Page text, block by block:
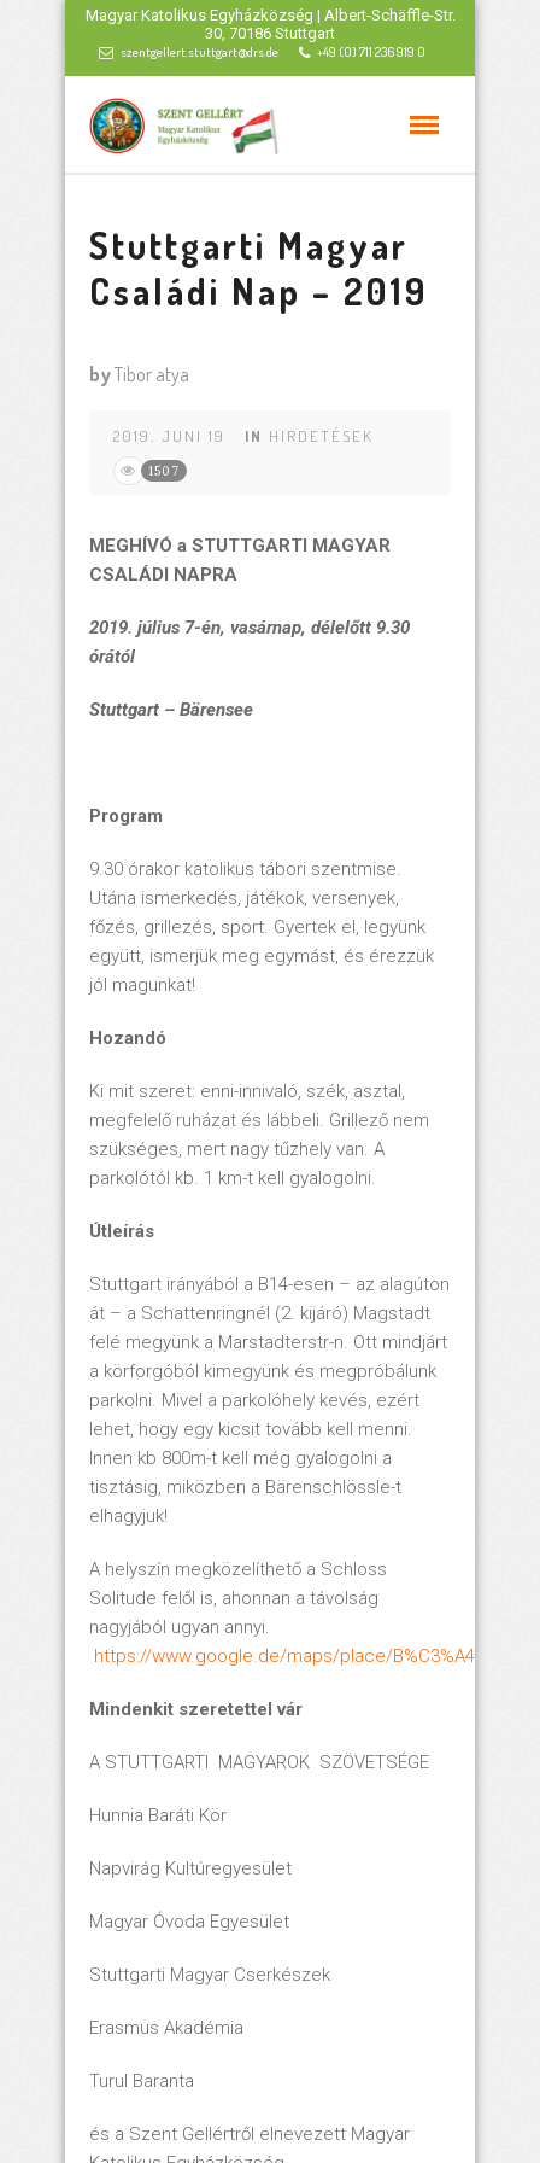
Magyar Katolikus Egyházközség | Albert-Schäffle-Str.
30, 70186 Stuttgart
szentgellert.stuttgart@drs.de +49 (0) 711 236 919 0
Stuttgarti Magyar
Családi Nap – 2019
byTibor atya
2019. JUNI 19 IN HIRDETÉSEK
1507
MEGHÍVÓ a STUTTGARTI MAGYAR
CSALÁDI NAPRA
2019. július 7-én, vasárnap, délelőtt 9.30
órától
Stuttgart – Bärensee
Program
9.30 órakor katolikus tábori szentmise.
Utána ismerkedés, játékok, versenyek,
főzés, grillezés, sport. Gyertek el, legyünk
együtt, ismerjük meg egymást, és érezzük
jól magunkat!
Hozandó
Ki mit szeret: enni-innivaló, szék, asztal,
megfelelő ruházat és lábbeli. Grillező nem
szükséges, mert nagy tűzhely van. A
parkolótól kb. 1 km-t kell gyalogolni.
Útleírás
Stuttgart irányából a B14-esen – az alagúton
át – a Schattenringnél (2. kijáró) Magstadt
felé megyünk a Marstadterstr-n. Ott mindjárt
a körforgóból kimegyünk és megpróbálunk
parkolni. Mivel a parkolóhely kevés, ezért
lehet, hogy egy kicsit tovább kell menni.
Innen kb 800m-t kell még gyalogolni a
tisztásig, miközben a Bärenschlössle-t
elhagyjuk!
A helyszín megközelíthető a Schloss
Solitude felől is, ahonnan a távolság
nagyjából ugyan annyi.
https://www.google.de/maps/place/
Mindenkit szeretettel vár
A STUTTGARTI MAGYAROK SZÖVETSÉGE
Hunnia Baráti Kör
Napvirág Kultúregyesület
Magyar Óvoda Egyesület
Stuttgarti Magyar Cserkészek
Erasmus Akadémia
Turul Baranta
és a Szent Gellértről elnevezett Magyar